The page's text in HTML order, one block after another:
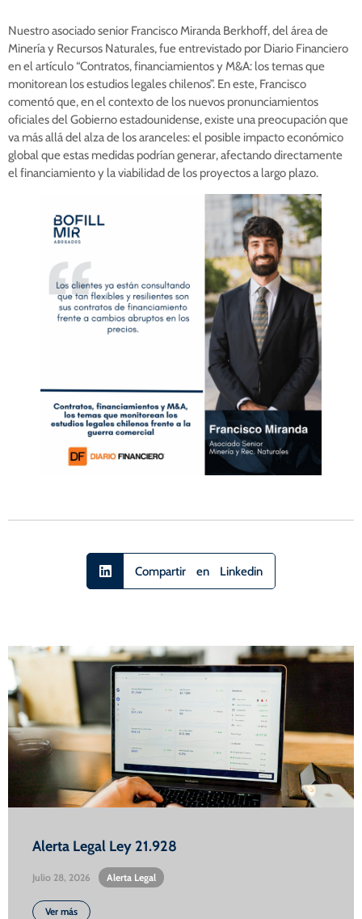
Nuestro asociado senior Francisco Miranda Berkhoff, del área de
Minería y Recursos Naturales, fue entrevistado por Diario Financiero
en el artículo “Contratos, financiamientos y M&A: los temas que
monitorean los estudios legales chilenos”. En este, Francisco
comentó que, en el contexto de los nuevos pronunciamientos
oficiales del Gobierno estadounidense, existe una preocupación que
va más allá del alza de los aranceles: el posible impacto económico
global que estas medidas podrían generar, afectando directamente
el financiamiento y la viabilidad de los proyectos a largo plazo.
Compartir en Linkedin
Alerta Legal Ley 21.928
Julio 28, 2026 Alerta Legal
Ver más